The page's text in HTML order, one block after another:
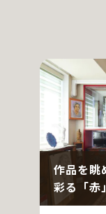
作品を眺
彩る「赤